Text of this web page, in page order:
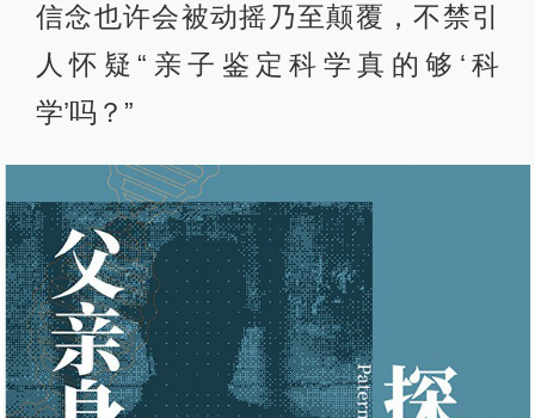
信念也许会被动摇乃至颠覆，不禁引
人怀疑“亲子鉴定科学真的够‘科
学’吗？”